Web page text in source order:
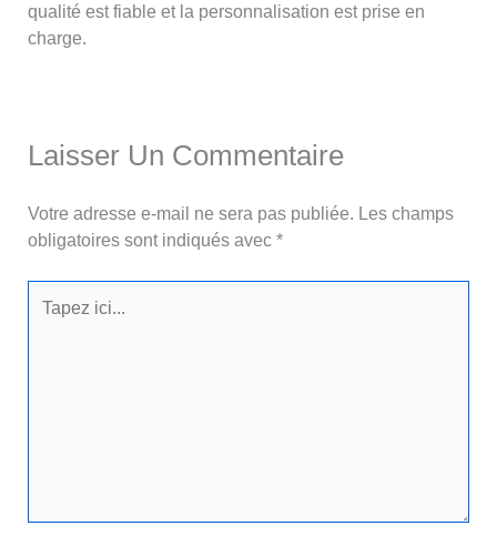
qualité est fiable et la personnalisation est prise en
charge.
Laisser Un Commentaire
Votre adresse e-mail ne sera pas publiée. Les champs
obligatoires sont indiqués avec *
ici...